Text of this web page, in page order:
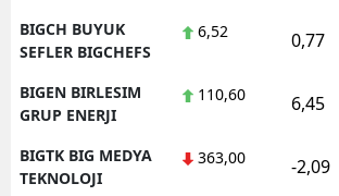
BIGCH BUYUK
SEFLER BIGCHEFS
6,52 0,77
BIGEN BIRLESIM
GRUP ENERJI
110,60 6,45
BIGTK BIG MEDYA
TEKNOLOJI
363,00 -2,09